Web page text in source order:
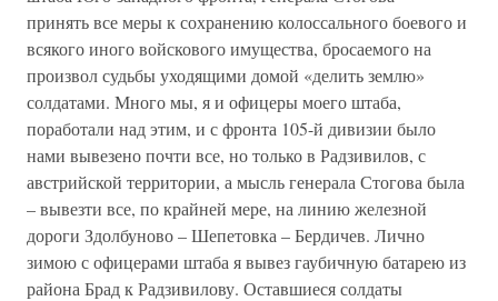
принять все меры к сохранению колоссального боевого и
всякого иного войскового имущества, бросаемого на
произвол судьбы уходящими домой «делить землю»
солдатами. Много мы, я и офицеры моего штаба,
поработали над этим, и с фронта 105-й дивизии было
нами вывезено почти все, но только в Радзивилов, с
австрийской территории, а мысль генерала Стогова была
– вывезти все, по крайней мере, на линию железной
дороги Здолбуново – Шепетовка – Бердичев. Лично
зимою с офицерами штаба я вывез гаубичную батарею из
района Брад к Радзивилову. Оставшиеся солдаты